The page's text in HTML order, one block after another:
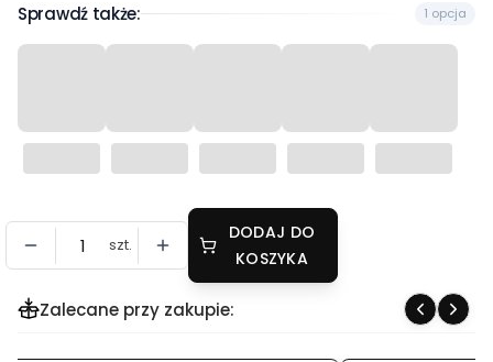
Sprawdź także: 1 opcja
szt.
DODAJ DO
KOSZYKA
Zalecane przy zakupie: